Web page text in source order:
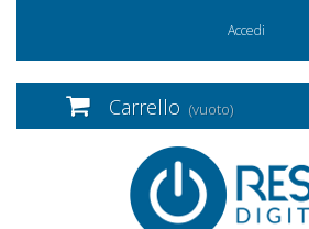
Accedi
Carrello (vuoto)